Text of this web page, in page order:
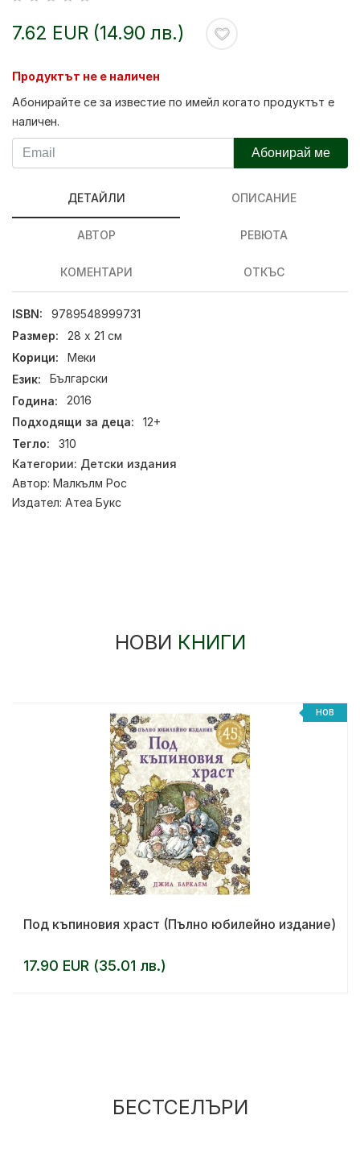
7.62 EUR (14.90 лв.)
Продуктът не е наличен
Абонирайте се за известие по имейл когато продуктът е
наличен.
Абонирай ме
ДЕТАЙЛИ ОПИСАНИЕ
АВТОР РЕВЮТА
КОМЕНТАРИ ОТКЪС
ISBN:
9789548999731
Размер:
28 x 21 см
Корици:
Меки
Език:
Български
Година:
2016
Подходящи за деца:
12+
Тегло:
310
Категории: Детски издания
Автор: Малкълм Рос
Издател: Атеа Букс
НОВИ КНИГИ
НОВ
Под къпиновия храст (Пълно юбилейно издание)
17.90 EUR (35.01 лв.)
БЕСТСЕЛЪРИ